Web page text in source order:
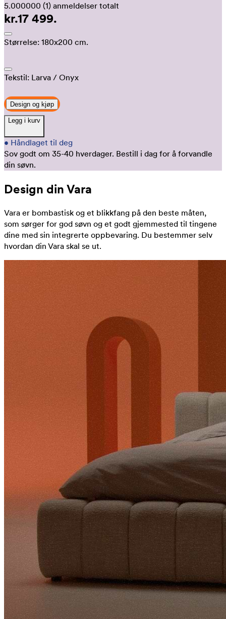
5.000000 (1) anmeldelser totalt
kr.17 499.
Størrelse: 180x200 cm.
Tekstil: Larva / Onyx
Design og kjøp
Legg i kurv
• Håndlaget til deg
Sov godt om 35-40 hverdager. Bestill i dag for å forvandle
din søvn.
Design din Vara
Vara er bombastisk og et blikkfang på den beste måten,
som sørger for god søvn og et godt gjemmested til tingene
dine med sin integrerte oppbevaring. Du bestemmer selv
hvordan din Vara skal se ut.